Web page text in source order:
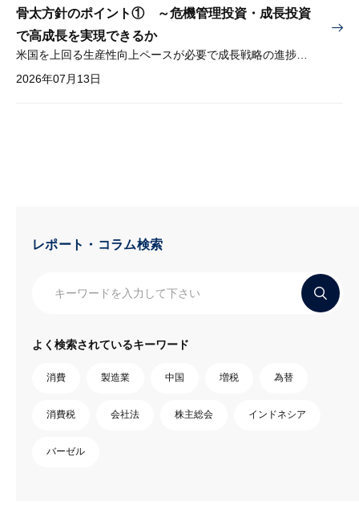
骨太方針のポイント① ～危機管理投資・成長投資
で高成長を実現できるか
2026年07月13日
レポート・コラム検索
よく検索されているキーワード
消費 製造業 中国 増税 為替
消費税 会社法 株主総会 インドネシア
バーゼル